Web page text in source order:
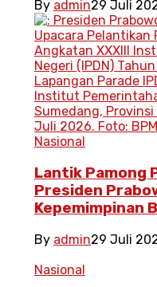
By admin29 Juli
Nasional
Lantik Pamong
Presiden
Kepemimpinan
By admin29 Juli
Nasional